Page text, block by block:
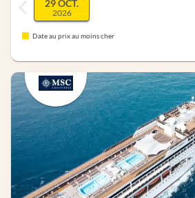
29 OCT.
2026
Date au prix au moins cher